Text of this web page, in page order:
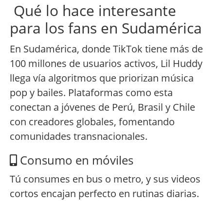
Qué lo hace interesante
para los fans en Sudamérica
En Sudamérica, donde TikTok tiene más de
100 millones de usuarios activos, Lil Huddy
llega vía algoritmos que priorizan música
pop y bailes. Plataformas como esta
conectan a jóvenes de Perú, Brasil y Chile
con creadores globales, fomentando
comunidades transnacionales.
Consumo en móviles
Tú consumes en bus o metro, y sus videos
cortos encajan perfecto en rutinas diarias.